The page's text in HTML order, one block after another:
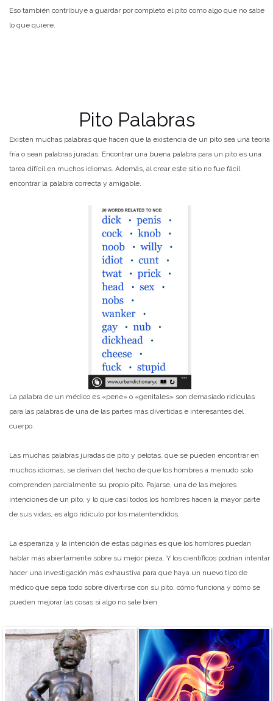
Eso también contribuye a guardar por completo el pito como algo que no sabe
lo que quiere.
Pito Palabras
Existen muchas palabras que hacen que la existencia de un pito sea una teoría
fría o sean palabras juradas. Encontrar una buena palabra para un pito es una
tarea difícil en muchos idiomas. Además, al crear este sitio no fue fácil
encontrar la palabra correcta y amigable.
La palabra de un médico es «pene» o «genitales» son demasiado ridículas
para las palabras de una de las partes más divertidas e interesantes del
cuerpo.
Las muchas palabras juradas de pito y pelotas, que se pueden encontrar en
muchos idiomas, se derivan del hecho de que los hombres a menudo solo
comprenden parcialmente su propio pito. Pajarse, una de las mejores
intenciones de un pito, y lo que casi todos los hombres hacen la mayor parte
de sus vidas, es algo ridículo por los malentendidos.
La esperanza y la intención de estas páginas es que los hombres puedan
hablar más abiertamente sobre su mejor pieza. Y los científicos podrían intentar
hacer una investigación más exhaustiva para que haya un nuevo tipo de
médico que sepa todo sobre divertirse con su pito, cómo funciona y cómo se
pueden mejorar las cosas si algo no sale bien.